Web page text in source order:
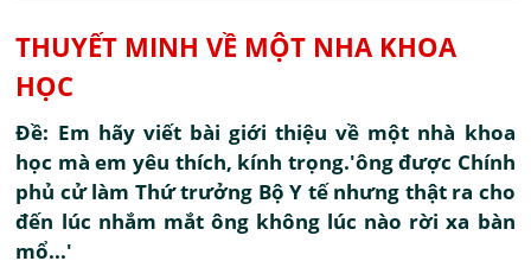
THUYẾT MINH VỀ MỘT NHA KHOA
HỌC
Đề: Em hãy viết bài giới thiệu về một nhà khoa
học mà em yêu thích, kính trọng.'ông được Chính
phủ cử làm Thứ trưởng Bộ Y tế nhưng thật ra cho
đến lúc nhắm mắt ông không lúc nào rời xa bàn
mổ...'